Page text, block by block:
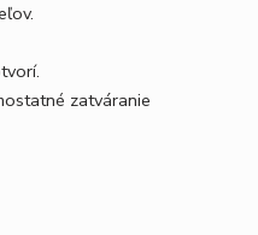
zatváranie